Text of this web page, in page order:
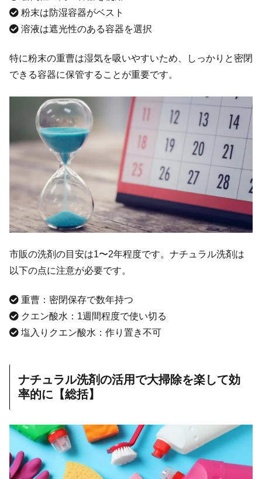
粉末は防湿容器がベスト
溶液は遮光性のある容器を選択
特に粉末の重曹は湿気を吸いやすいため、しっかりと密閉
できる容器に保管することが重要です。
市販の洗剤の目安は1〜2年程度です。ナチュラル洗剤は
以下の点に注意が必要です。
重曹：密閉保存で数年持つ
クエン酸水：1週間程度で使い切る
塩入りクエン酸水：作り置き不可
ナチュラル洗剤の活用で大掃除を楽して効
率的に【総括】